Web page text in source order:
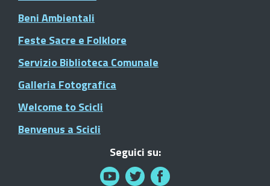
Beni Ambientali
Feste Sacre e Folklore
Servizio Biblioteca Comunale
Galleria Fotografica
Welcome to Scicli
Benvenus a Scicli
Seguici su: